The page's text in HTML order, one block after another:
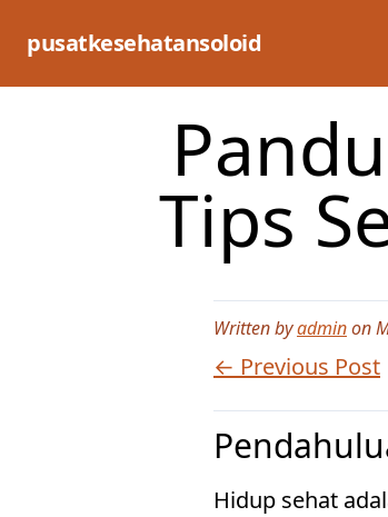
pusatkesehatansoloid
Tips
Written byadminon
← Previous Post
Hidup sehat